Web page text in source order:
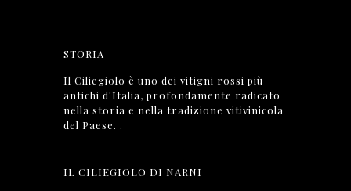
STORIA
Il Ciliegiolo è uno dei vitigni rossi più
antichi d'Italia, profondamente radicato
nella storia e nella tradizione vitivinicola
del Paese. .
IL CILIEGIOLO DI NARNI